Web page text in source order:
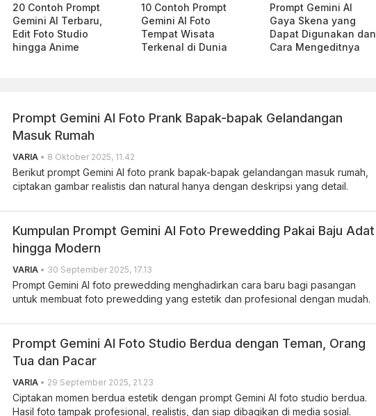
20 Contoh Prompt
Gemini AI Terbaru,
Edit Foto Studio
hingga Anime
10 Contoh Prompt
Gemini AI Foto
Tempat Wisata
Terkenal di Dunia
Prompt Gemini AI
Gaya Skena yang
Dapat Digunakan dan
Cara Mengeditnya
Prompt Gemini AI Foto Prank Bapak-bapak Gelandangan
Masuk Rumah
VARIA • 8 Oktober 2025, 11.42
Berikut prompt Gemini AI foto prank bapak-bapak gelandangan masuk rumah,
ciptakan gambar realistis dan natural hanya dengan deskripsi yang detail.
Kumpulan Prompt Gemini AI Foto Prewedding Pakai Baju Adat
hingga Modern
VARIA • 30 September 2025, 17.13
Prompt Gemini AI foto prewedding menghadirkan cara baru bagi pasangan
untuk membuat foto prewedding yang estetik dan profesional dengan mudah.
Prompt Gemini AI Foto Studio Berdua dengan Teman, Orang
Tua dan Pacar
VARIA • 29 September 2025, 21.23
Ciptakan momen berdua estetik dengan prompt Gemini AI foto studio berdua.
Hasil foto tampak profesional, realistis, dan siap dibagikan di media sosial.